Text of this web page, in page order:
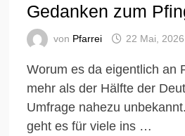
Gedanken zum
von Pfarrei 22 Mai, 2026
Worum es da eigentlich an
mehr als der Hälfte der
Umfrage nahezu
geht es für viele ins …